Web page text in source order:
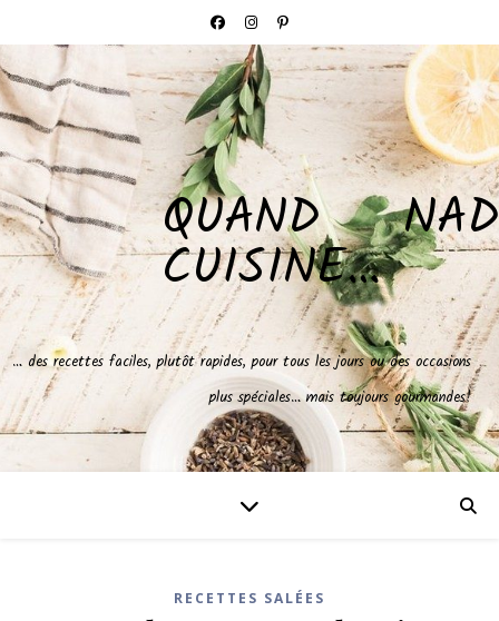
QUAND NAD
CUISINE…
… des recettes faciles, plutôt rapides, pour tous les jours ou des occasions
plus spéciales… mais toujours gourmandes!
RECETTES SALÉES